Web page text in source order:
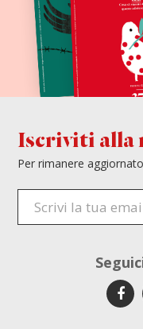
Iscriviti alla
Per rimanere